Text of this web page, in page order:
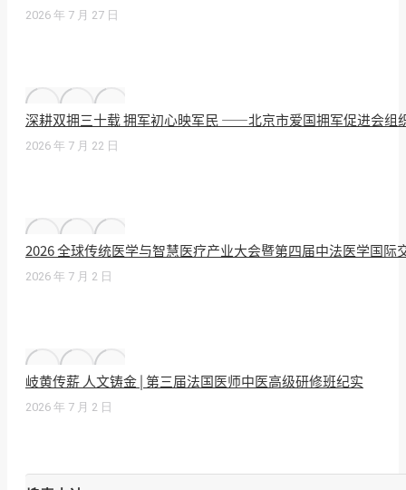
2026 年 7 月 27 日
深耕双拥三十载 拥军初心映军民 ——北京市爱国拥军促进会组
2026 年 7 月 22 日
2026 全球传统医学与智慧医疗产业大会暨第四届中法医学国际
2026 年 7 月 2 日
岐黄传薪 人文铸金 | 第三届法国医师中医高级研修班纪实
2026 年 7 月 2 日